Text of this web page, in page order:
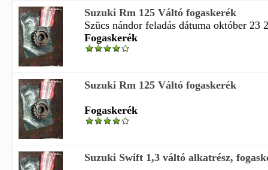
Suzuki Rm 125 Váltó fogaskerék
Szücs nándor feladás dátuma október 23
Fogaskerék
Suzuki Rm 125 Váltó fogaskerék
Fogaskerék
Suzuki Swift 1,3 váltó alkatrész,